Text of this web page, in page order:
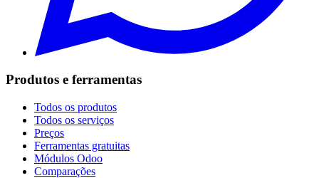
Produtos e ferramentas
Todos os produtos
Todos os serviços
Preços
Ferramentas gratuitas
Módulos Odoo
Comparações